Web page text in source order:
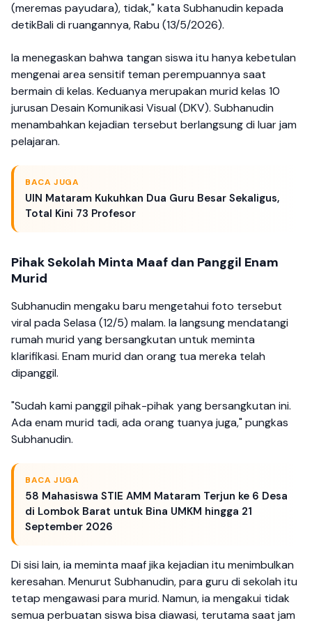
(meremas payudara), tidak," kata Subhanudin kepada
detikBali di ruangannya, Rabu (13/5/2026).
Ia menegaskan bahwa tangan siswa itu hanya kebetulan
mengenai area sensitif teman perempuannya saat
bermain di kelas. Keduanya merupakan murid kelas 10
jurusan Desain Komunikasi Visual (DKV). Subhanudin
menambahkan kejadian tersebut berlangsung di luar jam
pelajaran.
BACA JUGA
UIN Mataram Kukuhkan Dua Guru Besar Sekaligus,
Total Kini 73 Profesor
Pihak Sekolah Minta Maaf dan Panggil Enam
Murid
Subhanudin mengaku baru mengetahui foto tersebut
viral pada Selasa (12/5) malam. Ia langsung mendatangi
rumah murid yang bersangkutan untuk meminta
klarifikasi. Enam murid dan orang tua mereka telah
dipanggil.
"Sudah kami panggil pihak-pihak yang bersangkutan ini.
Ada enam murid tadi, ada orang tuanya juga," pungkas
Subhanudin.
BACA JUGA
58 Mahasiswa STIE AMM Mataram Terjun ke 6 Desa
di Lombok Barat untuk Bina UMKM hingga 21
September 2026
Di sisi lain, ia meminta maaf jika kejadian itu menimbulkan
keresahan. Menurut Subhanudin, para guru di sekolah itu
tetap mengawasi para murid. Namun, ia mengakui tidak
semua perbuatan siswa bisa diawasi, terutama saat jam